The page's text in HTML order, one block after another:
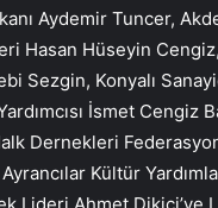
Aydemir Tuncer,
Hasan Hüseyin
Sezgin, Konyalı
İsmet Cengiz
Dernekleri
Kültür
Lideri Ahmet Dikici’ye